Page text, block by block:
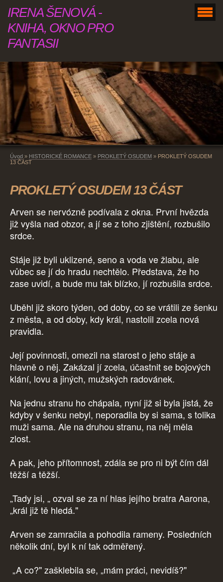
IRENA ŠENOVÁ -
KNIHA, OKNO PRO
FANTASII
Úvod » HISTORICKÉ ROMANCE » PROKLETÝ OSUDEM » PROKLETÝ OSUDEM
13 ČÁST
PROKLETÝ OSUDEM 13 ČÁST
Arven se nervózně podívala z okna. První hvězda
již vyšla nad obzor, a jí se z toho zjištění, rozbušilo
srdce.
Stáje již byli uklizené, seno a voda ve žlabu, ale
vůbec se jí do hradu nechtělo. Představa, že ho
zase uvidí, a bude mu tak blízko, jí rozbušila srdce.
Uběhl již skoro týden, od doby, co se vrátili ze šenku
z města, a od doby, kdy král, nastolil zcela nová
pravidla.
Její povinnosti, omezil na starost o jeho stáje a
hlavně o něj. Zakázal jí zcela, účastnit se bojových
klání, lovu a jiných, mužských radovánek.
Na jednu stranu ho chápala, nyní již si byla jistá, že
kdyby v šenku nebyl, neporadila by si sama, s tolika
muži sama. Ale na druhou stranu, na něj měla
zlost.
A pak, jeho přítomnost, zdála se pro ni být čím dál
těžší a těžší.
„Tady jsi, „ ozval se za ní hlas jejího bratra Aarona,
„král již tě hledá."
Arven se zamračila a pohodila rameny. Posledních
několik dní, byl k ní tak odměřený.
„A co?" zašklebila se, „mám práci, nevidíš?"